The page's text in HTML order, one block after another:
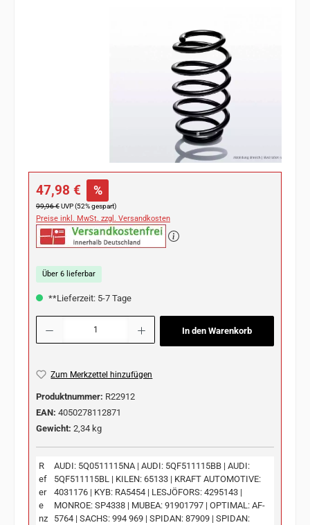
Verkaufspreis:
47,98 € %
Regulärer Preis:
99,96 €UVP (52% gespart)
Preise inkl. MwSt. zzgl. Versandkosten
Über 6 lieferbar
**Lieferzeit: 5-7 Tage
Produkt Anzahl: Gib den gewünschten Wert ein oder benutze die Schaltflächen
In den Warenkorb
Zum Merkzettel hinzufügen
Produktnummer: R22912
EAN: 4050278112871
Gewicht: 2,34 kg
R
ef
er
e
nz
AUDI: 5Q0511115NA | AUDI: 5QF511115BB | AUDI:
5QF511115BL | KILEN: 65133 | KRAFT AUTOMOTIVE:
4031176 | KYB: RA5454 | LESJÖFORS: 4295143 |
MONROE: SP4338 | MUBEA: 91901797 | OPTIMAL: AF-
5764 | SACHS: 994 969 | SPIDAN: 87909 | SPIDAN: